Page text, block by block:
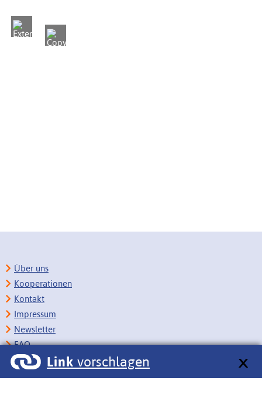
Link vorschlagen
Über uns
Kooperationen
Kontakt
Impressum
Newsletter
FAQ
Copyright